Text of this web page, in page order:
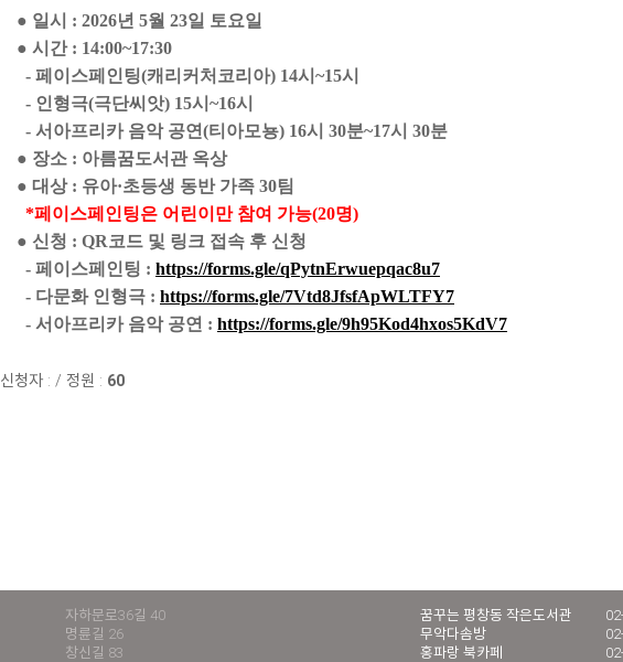
● 일시 : 2026년 5월 23일 토요일
● 시간 : 14:00~17:30
- 페이스페인팅(캐리커처코리아) 14시~15시
- 인형극(극단씨앗) 15시~16시
- 서아프리카 음악 공연(티아모뇽) 16시 30분~17시 30분
● 장소 : 아름꿈도서관 옥상
● 대상 : 유아·초등생 동반 가족 30팀
*페이스페인팅은 어린이만 참여 가능(20명)
● 신청 : QR코드 및 링크 접속 후 신청
- 페이스페인팅 : https://forms.gle/qPytnErwuepqac8u7
- 다문화 인형극 : https://forms.gle/7Vtd8JfsfApWLTFY7
- 서아프리카 음악 공연 : https://forms.gle/9h95Kod4hxos5KdV7
신청자 : / 정원 : 60
자하문로36길 40
명륜길 26
창신길 83
꿈꾸는 평창동 작은도서관
무악다솜방
홍파랑 북카페